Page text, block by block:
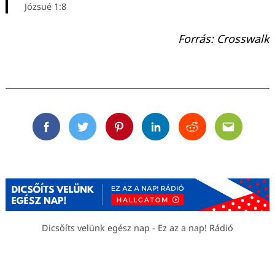
Józsué 1:8
Forrás: Crosswalk
FacebookTwitterPinterestLinkedinRedditEmail
Dicsőíts velünk egész nap - Ez az a nap! Rádió